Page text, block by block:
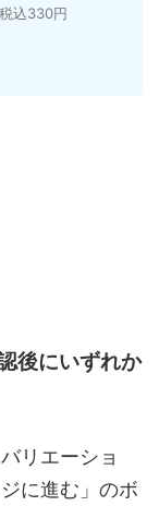
税込330円
後にいずれか
リエーショ
に進む」のボ